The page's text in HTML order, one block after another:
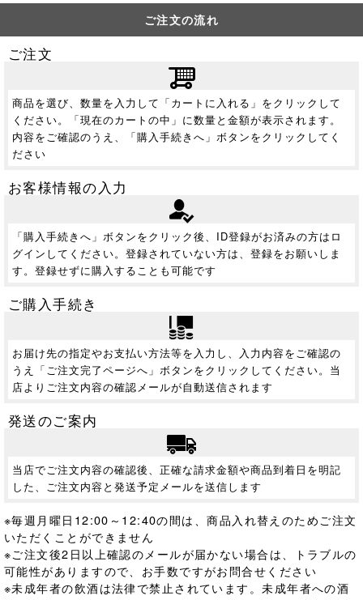
ご注文の流れ
ご注文
商品を選び、数量を入力して「カートに入れる」をクリックして
ください。「現在のカートの中」に数量と金額が表示されます。
内容をご確認のうえ、「購入手続きへ」ボタンをクリックしてく
ださい
お客様情報の入力
「購入手続きへ」ボタンをクリック後、ID登録がお済みの方はロ
グインしてください。登録されていない方は、登録をお願いしま
す。登録せずに購入することも可能です
ご購入手続き
お届け先の指定やお支払い方法等を入力し、入力内容をご確認の
うえ「ご注文完了ページへ」ボタンをクリックしてください。当
店よりご注文内容の確認メールが自動送信されます
発送のご案内
当店でご注文内容の確認後、正確な請求金額や商品到着日を明記
した、ご注文内容と発送予定メールを送信します
※毎週月曜日12:00～12:40の間は、商品入れ替えのためご注文
いただくことができません
※ご注文後2日以上確認のメールが届かない場合は、トラブルの
可能性がありますので、お手数ですがお問合せください
※未成年者の飲酒は法律で禁止されています。未成年者への酒